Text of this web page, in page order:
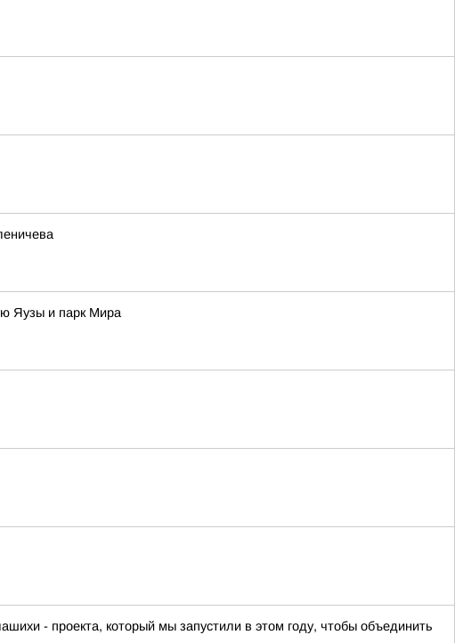
Яузы и парк Мира
- проекта, который мы запустили в этом году, чтобы объединить